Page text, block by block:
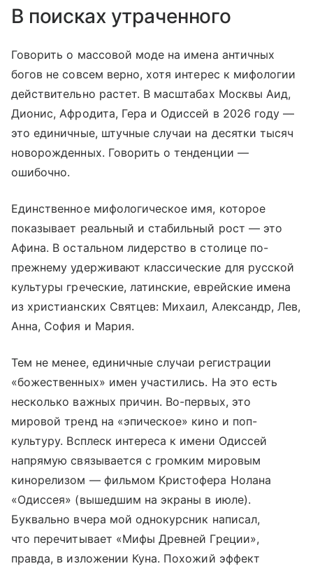
В поисках утраченного
Говорить о массовой моде на имена античных
богов не совсем верно, хотя интерес к мифологии
действительно растет. В масштабах Москвы Аид,
Дионис, Афродита, Гера и Одиссей в 2026 году —
это единичные, штучные случаи на десятки тысяч
новорожденных. Говорить о тенденции —
ошибочно.
Единственное мифологическое имя, которое
показывает реальный и стабильный рост — это
Афина. В остальном лидерство в столице по-
прежнему удерживают классические для русской
культуры греческие, латинские, еврейские имена
из христианских Святцев: Михаил, Александр, Лев,
Анна, София и Мария.
Тем не менее, единичные случаи регистрации
«божественных» имен участились. На это есть
несколько важных причин. Во-первых, это
мировой тренд на «эпическое» кино и поп-
культуру. Всплеск интереса к имени Одиссей
напрямую связывается с громким мировым
кинорелизом — фильмом Кристофера Нолана
«Одиссея» (вышедшим на экраны в июле).
Буквально вчера мой однокурсник написал,
что перечитывает «Мифы Древней Греции»,
правда, в изложении Куна. Похожий эффект